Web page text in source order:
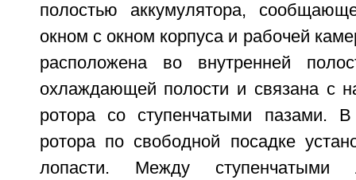
полостью аккумулятора,
окном с окном корпуса и рабочей
расположена во внутренней
охлаждающей полости и связана с
ротора со ступенчатыми пазами. В
ротора по свободной посадке
лопасти. Между ступенчатыми